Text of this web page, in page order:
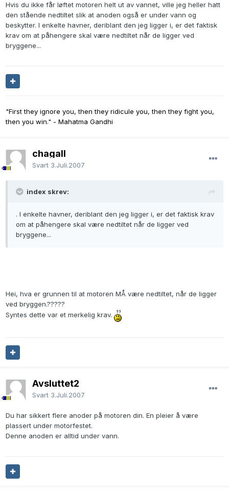
Hvis du ikke får løftet motoren helt ut av vannet, ville jeg heller hatt
den stående nedtiltet slik at anoden også er under vann og
beskytter. I enkelte havner, deriblant den jeg ligger i, er det faktisk
krav om at påhengere skal være nedtiltet når de ligger ved
bryggene...
"First they ignore you, then they ridicule you, then they fight you,
then you win." - Mahatma Gandhi
chagall
Svart 3.Juli.2007
index skrev:
. I enkelte havner, deriblant den jeg ligger i, er det faktisk krav
om at påhengere skal være nedtiltet når de ligger ved
bryggene...
Hei, hva er grunnen til at motoren MÅ være nedtiltet, når de ligger
ved bryggen.?????
Syntes dette var et merkelig krav.
Avsluttet2
Svart 3.Juli.2007
Du har sikkert flere anoder på motoren din. En pleier å være
plassert under motorfestet.
Denne anoden er alltid under vann.